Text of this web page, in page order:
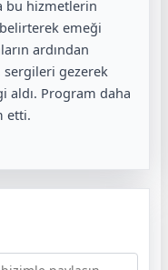
bu hizmetlerin
emeği
ardından
sergileri gezerek
aldı. Program daha
etti.